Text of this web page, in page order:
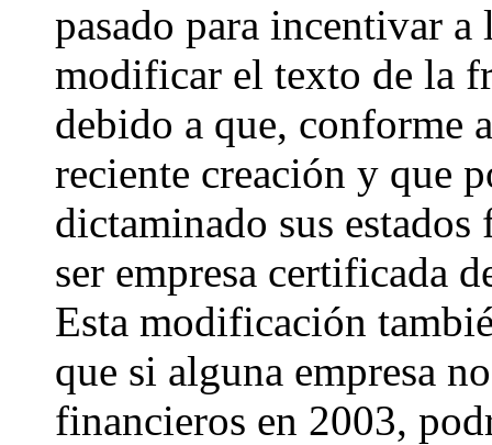
pasado para incentivar a
modificar el texto de la
debido a que, conforme
reciente creación y que
dictaminado sus
ser empresa certificada
Esta modificación
que si alguna empresa
financieros en 2003,